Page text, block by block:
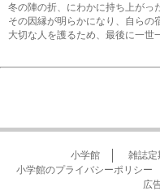
冬の陣の折、にわかに持ち上がっ
その因縁が明らかになり、自らの
大切な人を護るため、最後に一
小学館 雑誌定
小学館のプライバシーポリシー
広